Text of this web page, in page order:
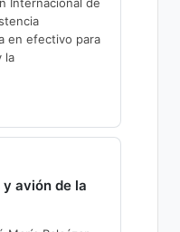
en efectivo para
la
avión de la